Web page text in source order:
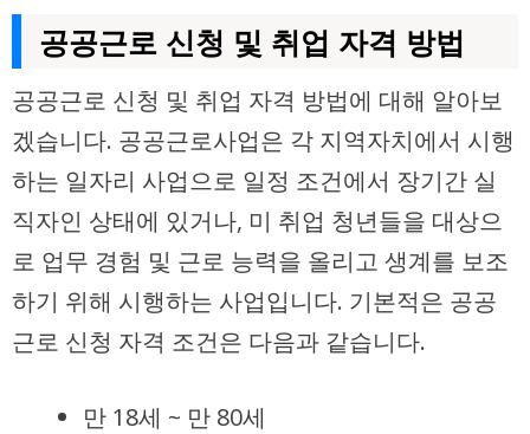
공공근로 신청 및 취업 자격 방법
공공근로 신청 및 취업 자격 방법에 대해 알아보
겠습니다. 공공근로사업은 각 지역자치에서 시행
하는 일자리 사업으로 일정 조건에서 장기간 실
직자인 상태에 있거나, 미 취업 청년들을 대상으
로 업무 경험 및 근로 능력을 올리고 생계를 보조
하기 위해 시행하는 사업입니다. 기본적은 공공
근로 신청 자격 조건은 다음과 같습니다.
만 18세 ~ 만 80세